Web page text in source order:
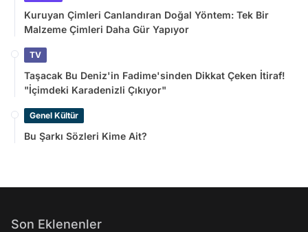
Kuruyan Çimleri Canlandıran Doğal Yöntem: Tek Bir
Malzeme Çimleri Daha Gür Yapıyor
TV
Taşacak Bu Deniz'in Fadime'sinden Dikkat Çeken İtiraf!
"İçimdeki Karadenizli Çıkıyor"
Genel Kültür
Bu Şarkı Sözleri Kime Ait?
Son Eklenenler